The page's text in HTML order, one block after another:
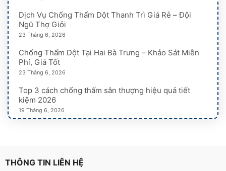
Dịch Vụ Chống Thấm Dột Thanh Trì Giá Rẻ – Đội
Ngũ Thợ Giỏi
23 Tháng 6, 2026
Chống Thấm Dột Tại Hai Bà Trưng – Khảo Sát Miễn
Phí, Giá Tốt
23 Tháng 6, 2026
Top 3 cách chống thấm sân thượng hiệu quả tiết
kiệm 2026
19 Tháng 6, 2026
THÔNG TIN LIÊN HỆ